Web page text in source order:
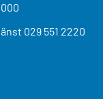
029 551 2220